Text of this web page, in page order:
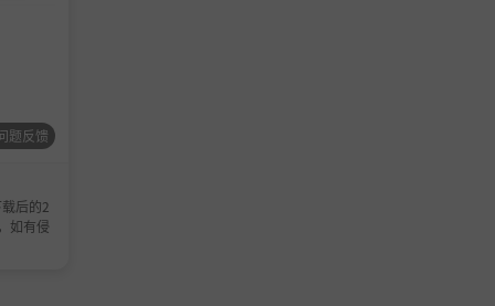
题反馈
后的2
如有侵